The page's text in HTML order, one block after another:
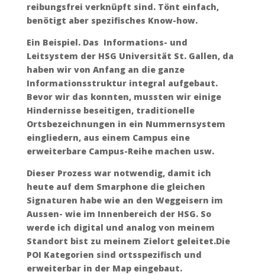
reibungsfrei verknüpft sind. Tönt einfach,
benötigt aber spezifisches Know-how.
Ein Beispiel. Das Informations- und
Leitsystem der HSG Universität St. Gallen, da
haben wir von Anfang an die ganze
Informationsstruktur integral aufgebaut.
Bevor wir das konnten, mussten wir einige
Hindernisse beseitigen, traditionelle
Ortsbezeichnungen in ein Nummernsystem
eingliedern, aus einem Campus eine
erweiterbare Campus-Reihe machen usw.
Dieser Prozess war notwendig, damit ich
heute auf dem Smarphone die gleichen
Signaturen habe wie an den Weggeisern im
Aussen- wie im Innenbereich der HSG. So
werde ich digital und analog von meinem
Standort bist zu meinem Zielort geleitet.Die
POI Kategorien sind ortsspezifisch und
erweiterbar in der Map eingebaut.